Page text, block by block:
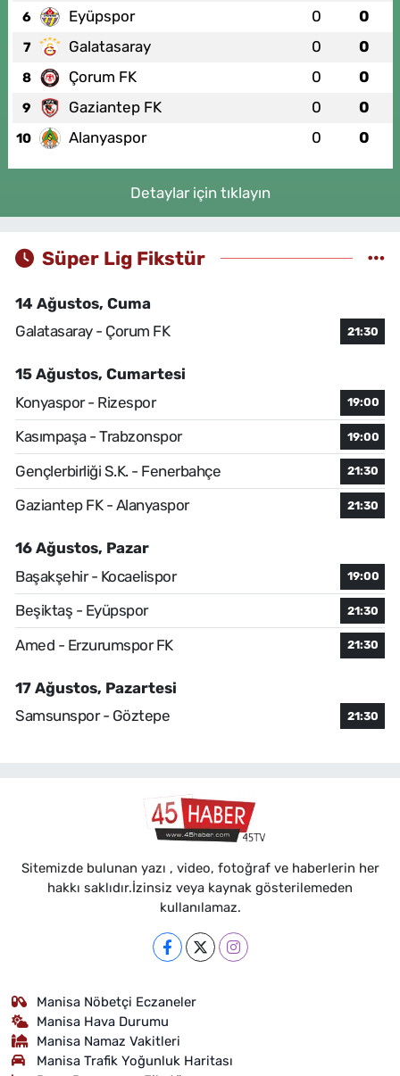
6 Eyüpspor 0 0
7 Galatasaray 0 0
8 Çorum FK 0 0
9 Gaziantep FK 0 0
10 Alanyaspor 0 0
Detaylar için tıklayın
Süper Lig Fikstür
14 Ağustos, Cuma
Galatasaray - Çorum FK
21:30
15 Ağustos, Cumartesi
Konyaspor - Rizespor
19:00
Kasımpaşa - Trabzonspor 19:00
Gençlerbirliği S.K. - Fenerbahçe 21:30
Gaziantep FK - Alanyaspor 21:30
16 Ağustos, Pazar
Başakşehir - Kocaelispor
19:00
Beşiktaş - Eyüpspor 21:30
Amed - Erzurumspor FK 21:30
17 Ağustos, Pazartesi
Samsunspor - Göztepe
21:30
Sitemizde bulunan yazı , video, fotoğraf ve haberlerin her
hakkı saklıdır.İzinsiz veya kaynak gösterilemeden
kullanılamaz.
Manisa Nöbetçi Eczaneler
Manisa Hava Durumu
Manisa Namaz Vakitleri
Manisa Trafik Yoğunluk Haritası